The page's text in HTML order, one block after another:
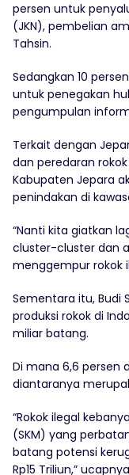
persen untuk
(JKN), pembelian
Tahsin.
Sedangkan 10
untuk penegakan
pengumpulan
Terkait dengan
dan peredaran
Kabupaten Jepara
penindakan di
“Nanti kita giatkan
cluster-cluster dan
menggempur rokok
Sementara itu, Budi
produksi rokok di
miliar batang.
Di mana 6,6 persen
diantaranya
“Rokok ilegal
(SKM) yang
batang potensi
Rp15 Triliun,”